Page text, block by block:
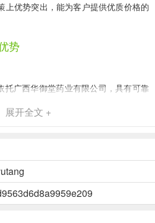
上优势突出，能为客户提供优质价格的
势
托广西华御堂药业有限公司，具有可靠
来多样选择，满足不同采购需求。
供优质价格的商品，有效降低采购成
展开全文 +